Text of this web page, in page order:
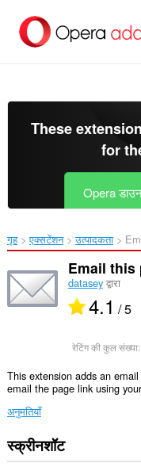
सामग्री
These
for
Opera
गृह एक्सटेंशन उत्पादकता
Email this
dataseyद्वारा
4.1 / 5
रेटिंग की कुल संख्या:
This extension adds an
email the page link using
अनुमतियाँ
यह
एक्सटेंशन
स्क्रीनशॉट